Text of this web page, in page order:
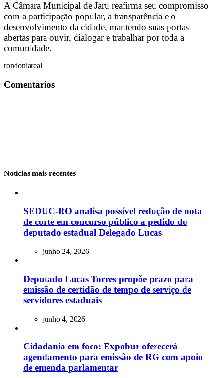
A Câmara Municipal de Jaru reafirma seu compromisso
com a participação popular, a transparência e o
desenvolvimento da cidade, mantendo suas portas
abertas para ouvir, dialogar e trabalhar por toda a
comunidade.
rondoniareal
Comentarios
Noticias mais recentes
SEDUC-RO analisa possível redução de nota
de corte em concurso público a pedido do
deputado estadual Delegado Lucas
junho 24, 2026
Deputado Lucas Torres propõe prazo para
emissão de certidão de tempo de serviço de
servidores estaduais
junho 4, 2026
Cidadania em foco: Expobur oferecerá
agendamento para emissão de RG com apoio
de emenda parlamentar